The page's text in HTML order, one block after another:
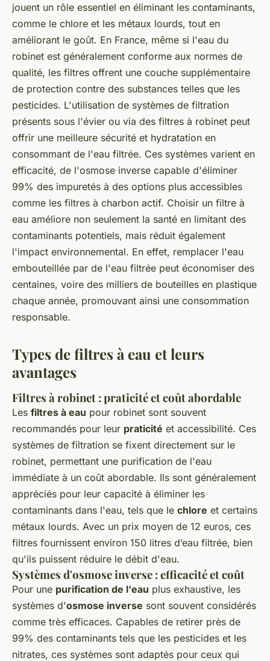
jouent un rôle essentiel en éliminant les contaminants,
comme le chlore et les métaux lourds, tout en
améliorant le goût. En France, même si l'eau du
robinet est généralement conforme aux normes de
qualité, les filtres offrent une couche supplémentaire
de protection contre des substances telles que les
pesticides. L'utilisation de systèmes de filtration
présents sous l'évier ou via des filtres à robinet peut
offrir une meilleure sécurité et hydratation en
consommant de l'eau filtrée. Ces systèmes varient en
efficacité, de l'osmose inverse capable d'éliminer
99% des impuretés à des options plus accessibles
comme les filtres à charbon actif. Choisir un filtre à
eau améliore non seulement la santé en limitant des
contaminants potentiels, mais réduit également
l'impact environnemental. En effet, remplacer l'eau
embouteillée par de l'eau filtrée peut économiser des
centaines, voire des milliers de bouteilles en plastique
chaque année, promouvant ainsi une consommation
responsable.
Types de filtres à eau et leurs
avantages
Filtres à robinet : praticité et coût abordable
Les filtres à eau pour robinet sont souvent
recommandés pour leur praticité et accessibilité. Ces
systèmes de filtration se fixent directement sur le
robinet, permettant une purification de l'eau
immédiate à un coût abordable. Ils sont généralement
appréciés pour leur capacité à éliminer les
contaminants dans l'eau, tels que le chlore et certains
métaux lourds. Avec un prix moyen de 12 euros, ces
filtres fournissent environ 150 litres d’eau filtrée, bien
qu'ils puissent réduire le débit d'eau.
Systèmes d'osmose inverse : efficacité et coût
Pour une purification de l'eau plus exhaustive, les
systèmes d'osmose inverse sont souvent considérés
comme très efficaces. Capables de retirer près de
99% des contaminants tels que les pesticides et les
nitrates, ces systèmes sont adaptés pour ceux qui